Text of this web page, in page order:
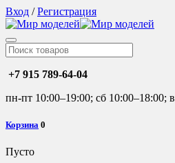
Вход /Регистрация
+7 915 789-64-04
пн-пт 10:00–19:00; сб 10:00–18:00;
Корзина 0
Пусто